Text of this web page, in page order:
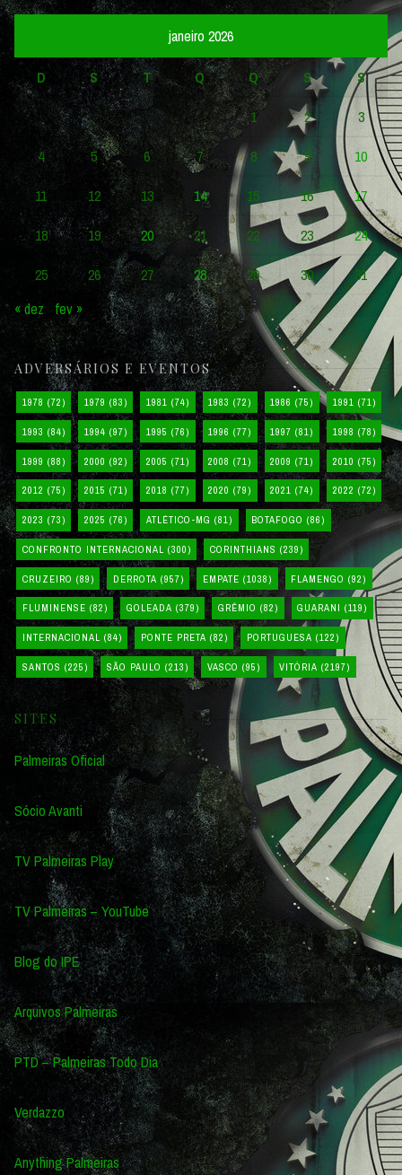
janeiro 2026
D S T Q Q S
S
1
2
3
4
5 6 7 8 9
10
11
12 13 14 15 16
17
18
19 20 21 22 23
24
25
26 27 28 29 30
31
« dez
fev »
ADVERSÁRIOS E EVENTOS
1978 (72) 1979 (83) 1981 (74) 1983 (72) 1986 (75) 1991 (71)
1993 (84) 1994 (97) 1995 (76) 1996 (77) 1997 (81) 1998 (78)
1999 (88) 2000 (92) 2005 (71) 2008 (71) 2009 (71) 2010 (75)
2012 (75) 2015 (71) 2018 (77) 2020 (79) 2021 (74) 2022 (72)
2023 (73) 2025 (76) ATLÉTICO-MG (81) BOTAFOGO (86)
CONFRONTO INTERNACIONAL (300) CORINTHIANS (239)
CRUZEIRO (89) DERROTA (957) EMPATE (1038) FLAMENGO (92)
FLUMINENSE (82) GOLEADA (379) GRÊMIO (82) GUARANI (119)
INTERNACIONAL (84) PONTE PRETA (82) PORTUGUESA (122)
SANTOS (225) SÃO PAULO (213) VASCO (95) VITÓRIA (2197)
SITES
Palmeiras Oficial
Sócio Avanti
TV Palmeiras Play
TV Palmeiras – YouTube
Blog do IPE
Arquivos Palmeiras
PTD – Palmeiras Todo Dia
Verdazzo
Anything Palmeiras